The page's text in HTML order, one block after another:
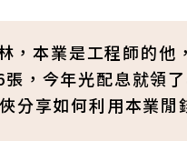
，本業是工程師的他
，今年光配息就領
分享如何利用本業閒